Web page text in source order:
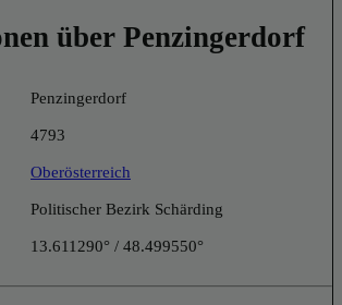
über Penzingerdorf
Penzingerdorf
4793
Oberösterreich
Politischer Bezirk Schärding
13.611290° / 48.499550°